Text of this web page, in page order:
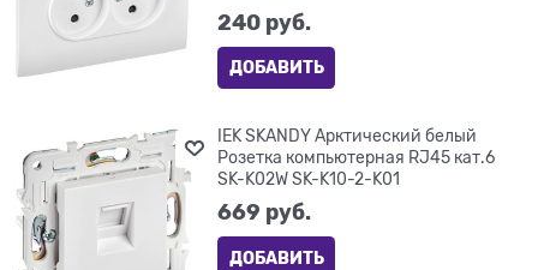
240 руб.
ДОБАВИТЬ
IEK SKANDY Арктический белый
Розетка компьютерная RJ45 кат.6
SK-K02W SK-K10-2-K01
669 руб.
ДОБАВИТЬ